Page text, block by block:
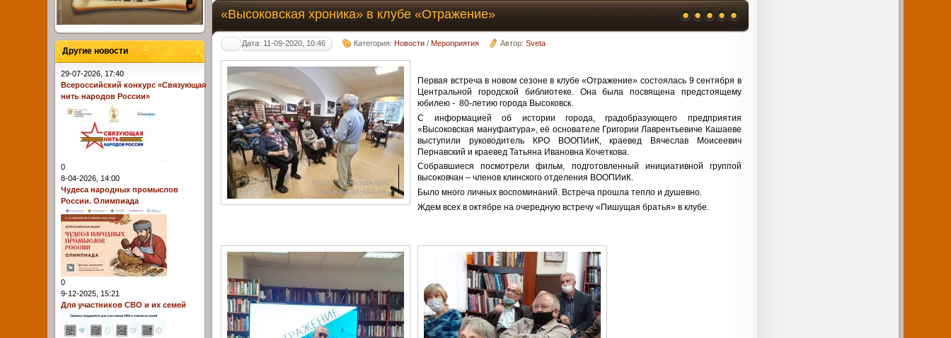
«Высоковская хроника» в клубе «Отражение»
Дата: 11-09-2020, 10:46 Категория:Новости /Мероприятия Автор:Sveta
Первая встреча в новом сезоне в клубе «Отражение» состоялась 9 сентября в
Центральной городской библиотеке. Она была посвящена предстоящему
юбилею - 80-летию города Высоковск.
С информацией об истории города, градобразующего предприятия
«Высоковская мануфактура», её основателе Григории Лаврентьевиче Кашаеве
выступили руководитель КРО ВООПИиК, краевед Вячеслав Моисеевич
Пернавский и краевед Татьяна Ивановна Кочеткова.
Собравшиеся посмотрели фильм, подготовленный инициативной группой
высоковчан – членов клинского отделения ВООПИиК.
Было много личных воспоминаний. Встреча прошла тепло и душевно.
Ждем всех в октябре на очередную встречу «Пишущая братья» в клубе.
Другие новости
29-07-2026, 17:40
Всероссийский конкурс «Связующая
нить народов России»
0
8-04-2026, 14:00
Чудеса народных промыслов
России. Олимпиада
0
9-12-2025, 15:21
Для участников СВО и их семей